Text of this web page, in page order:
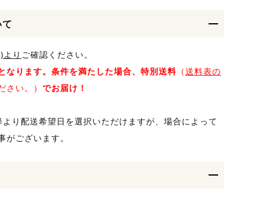
り ご確認ください。
なります。条件を満たした場合、特別送料 （送料表の
さい。） でお届け！
より配送希望日を選択いただけますが、場合によって
ございます。